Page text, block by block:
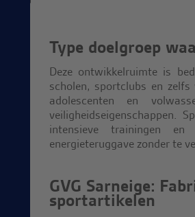
Type doelgroep
Deze ontwikkelruimte is
scholen, sportclubs en
adolescenten en
veiligheidseigenschappen.
intensieve trainingen
energieteruggave zonder te
GVG Sarneige:
sportartikelen